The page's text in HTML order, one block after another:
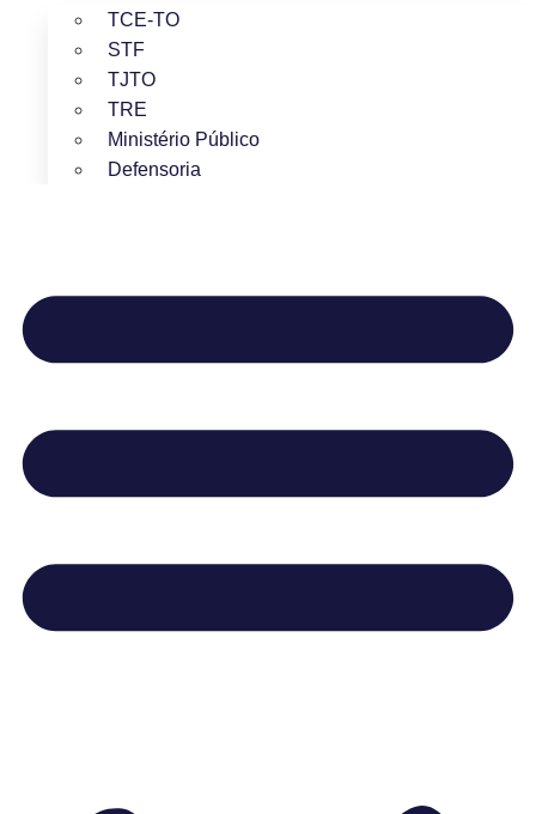
TCE-TO
STF
TJTO
TRE
Ministério Público
Defensoria